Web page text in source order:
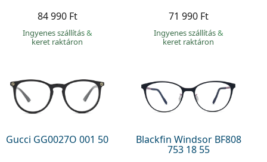
84 990 Ft
Ingyenes szállítás&
keret raktáron
71 990 Ft
Ingyenes szállítás&
keret raktáron
Gucci GG0027O 001 50 Blackfin Windsor BF808
753 18 55